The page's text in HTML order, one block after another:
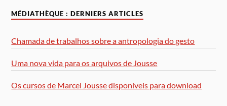
MÉDIATHÈQUE : DERNIERS ARTICLES
Chamada de trabalhos sobre a antropologia do gesto
Uma nova vida para os arquivos de Jousse
Os cursos de Marcel Jousse disponíveis para download